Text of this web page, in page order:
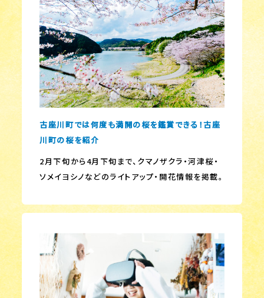
古座川町では何度も満開の桜を鑑賞できる！古座
川町の桜を紹介
2月下旬から4月下旬まで、クマノザクラ・河津桜・
ソメイヨシノなどのライトアップ・開花情報を掲載。